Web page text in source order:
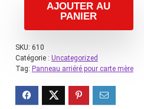
AJOUTER AU
PANIER
SKU: 610
Catégorie : Uncategorized
Tag: Panneau arriéré pour carte mère